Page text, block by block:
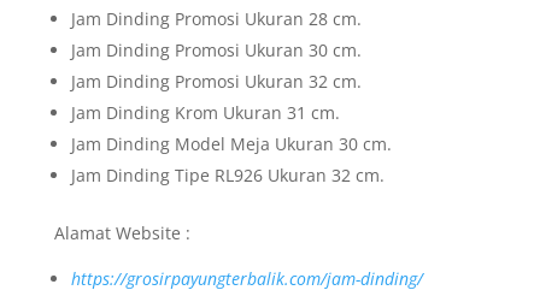
Jam Dinding Promosi Ukuran 28 cm.
Jam Dinding Promosi Ukuran 30 cm.
Jam Dinding Promosi Ukuran 32 cm.
Jam Dinding Krom Ukuran 31 cm.
Jam Dinding Model Meja Ukuran 30 cm.
Jam Dinding Tipe RL926 Ukuran 32 cm.
Alamat Website :
https://grosirpayungterbalik.com/jam-dinding/